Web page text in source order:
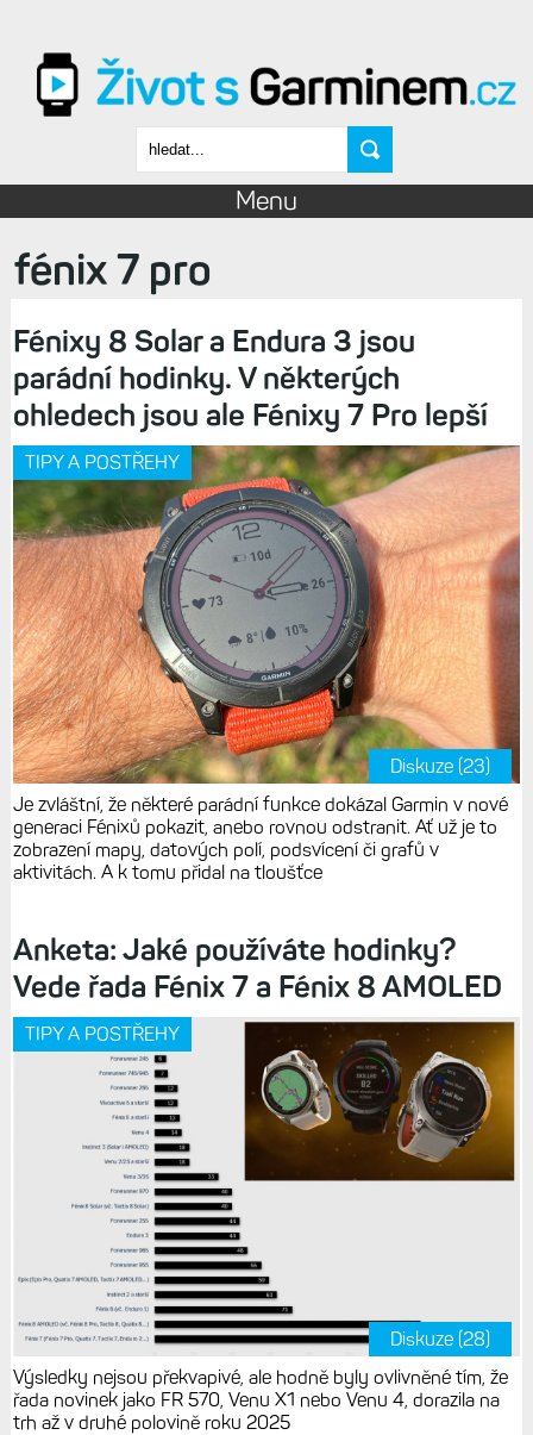
Vyhledávání
Menu
fénix 7 pro
Fénixy 8 Solar a Endura 3 jsou
parádní hodinky. V některých
ohledech jsou ale Fénixy 7 Pro lepší
TIPY A POSTŘEHY
Diskuze (23)
Je zvláštní, že některé parádní funkce dokázal Garmin v nové
generaci Fénixů pokazit, anebo rovnou odstranit. Ať už je to
zobrazení mapy, datových polí, podsvícení či grafů v
aktivitách. A k tomu přidal na tloušťce
Anketa: Jaké používáte hodinky?
Vede řada Fénix 7 a Fénix 8 AMOLED
TIPY A POSTŘEHY
Diskuze (28)
Výsledky nejsou překvapivé, ale hodně byly ovlivněné tím, že
řada novinek jako FR 570, Venu X1 nebo Venu 4, dorazila na
trh až v druhé polovině roku 2025